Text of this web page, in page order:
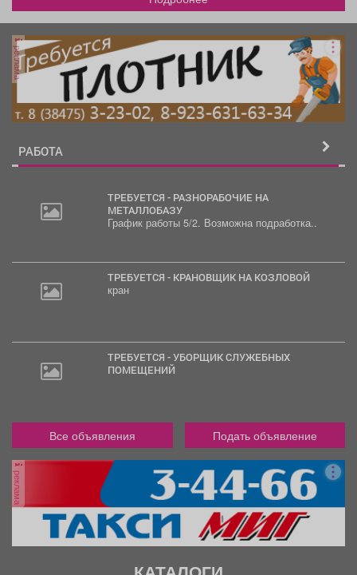
реклама
РАБОТА
ТРЕБУЕТСЯ - РАЗНОРАБОЧИЕ НА
МЕТАЛЛОБАЗУ
График работы 5/2. Возможна подработка..
ТРЕБУЕТСЯ - КРАНОВЩИК НА КОЗЛОВОЙ
кран
ТРЕБУЕТСЯ - УБОРЩИК СЛУЖЕБНЫХ
ПОМЕЩЕНИЙ
Все объявления Подать объявление
реклама